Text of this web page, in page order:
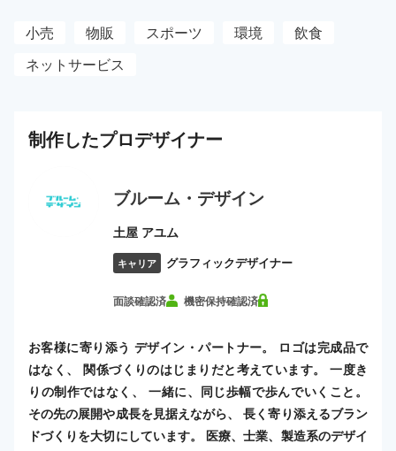
小売 物販 スポーツ 環境
飲食
ネットサービス
制作したプロデザイナー
ブルーム・デザイン
土屋 アユム
キャリア グラフィックデザイナー
面談確認済 機密保持確認済
お客様に寄り添う デザイン・パートナー。 ロゴは完成品で
はなく、 関係づくりのはじまりだと考えています。 一度き
りの制作ではなく、 一緒に、同じ歩幅で歩んでいくこと。
その先の展開や成長を見据えながら、 長く寄り添えるブラン
ドづくりを大切にしています。 医療、士業、製造系のデザイ